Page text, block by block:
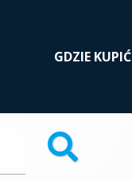
GDZIE KUPIĆ